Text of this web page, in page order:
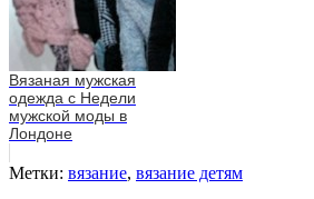
Вязаная мужская
одежда с Недели
мужской моды в
Лондоне
Метки: вязание, вязание детям